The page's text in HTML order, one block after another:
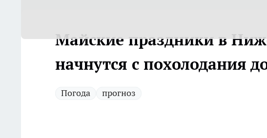
Майские праздники в
начнутся с похолодания
Погода прогноз